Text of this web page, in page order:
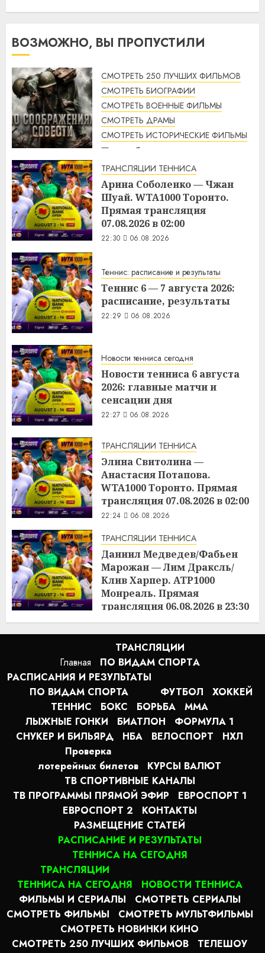
ВОЗМОЖНО, ВЫ ПРОПУСТИЛИ
СМОТРЕТЬ 250 ЛУЧШИХ ФИЛЬМОВ
СМОТРЕТЬ БИОГРАФИИ
СМОТРЕТЬ ВОЕННЫЕ ФИЛЬМЫ
СМОТРЕТЬ ДРАМЫ
СМОТРЕТЬ ИСТОРИЧЕСКИЕ ФИЛЬМЫ
По соображениям совести
(2016) / Hacksaw Ridge
смотреть онлайн
1:12 07.08.2026
ТРАНСЛЯЦИИ ТЕННИСА
Арина Соболенко — Чжан
Шуай. WTA1000 Торонто.
Прямая трансляция
07.08.2026 в 02:00
22:30 06.08.2026
Теннис: расписание и результаты
Теннис 6 — 7 августа 2026:
расписание, результаты
22:29 06.08.2026
Новости тенниса сегодня
Новости тенниса 6 августа
2026: главные матчи и
сенсации дня
22:27 06.08.2026
ТРАНСЛЯЦИИ ТЕННИСА
Элина Свитолина —
Анастасия Потапова.
WTA1000 Торонто. Прямая
трансляция 07.08.2026 в 02:00
22:24 06.08.2026
ТРАНСЛЯЦИИ ТЕННИСА
Даниил Медведев/Фабьен
Марожан — Лим Драксль/
Клив Харпер. ATP1000
Монреаль. Прямая
трансляция 06.08.2026 в 23:30
22:23 06.08.2026
Главная
ТРАНСЛЯЦИИ
ПО ВИДАМ СПОРТA
РАСПИСАНИЯ И РЕЗУЛЬТАТЫ
ПО ВИДАМ СПОРТА
ФУТБОЛ
ХОККЕЙ
ТЕННИС
БОКС БОРЬБА
MMA
ЛЫЖНЫЕ ГОНКИ
БИАТЛОН
ФОРМУЛА 1
СНУКЕР И БИЛЬЯРД
НБА ВЕЛОСПОРТ
НХЛ
Проверка
лотерейных билетов
КУРСЫ ВАЛЮТ
ТВ СПОРТИВНЫЕ КАНАЛЫ
ТВ ПРОГРАММЫ ПРЯМОЙ ЭФИР
ЕВРОСПОРТ 1
ЕВРОСПОРТ 2
КОНТАКТЫ
РАЗМЕЩЕНИЕ СТАТЕЙ
РАСПИСАНИЕ И РЕЗУЛЬТАТЫ
ТЕННИСА НА СЕГОДНЯ
ТРАНСЛЯЦИИ
ТЕННИСА НА СЕГОДНЯ
НОВОСТИ ТЕННИСА
ФИЛЬМЫ И СЕРИАЛЫ
СМОТРЕТЬ СЕРИАЛЫ
СМОТРЕТЬ ФИЛЬМЫ
СМОТРЕТЬ МУЛЬТФИЛЬМЫ
СМОТРЕТЬ НОВИНКИ КИНО
СМОТРЕТЬ 250 ЛУЧШИХ ФИЛЬМОВ
ТЕЛЕШОУ